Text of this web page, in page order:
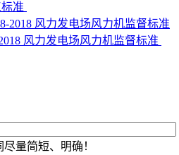
准
风力发电场风力机监督标准
量简短、明确！